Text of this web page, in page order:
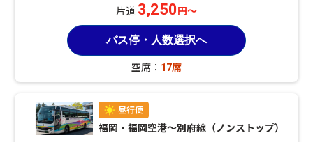
片道 3,250 円～
バス停・人数選択へ
空席： 17席
福岡・福岡空港〜別府線（ノンストップ）